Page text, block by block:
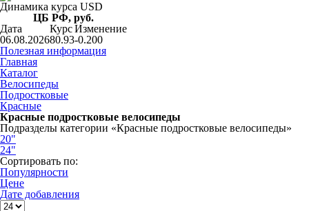
Динамика курса USD
ЦБ РФ, руб.
Дата
КурсИзменение
06.08.202680.93-0.200
Полезная информация
Главная
Каталог
Велосипеды
Подростковые
Красные
Красные подростковые велосипеды
Подразделы категории «Красные подростковые велосипеды»
20"
24"
Сортировать по:
Популярности
Цене
Дате добавления